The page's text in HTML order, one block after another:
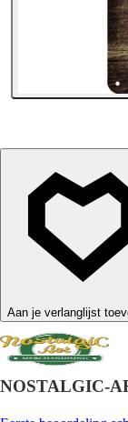
NOSTALGIC-